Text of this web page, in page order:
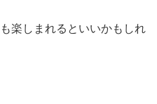
楽しまれるといいかもしれ